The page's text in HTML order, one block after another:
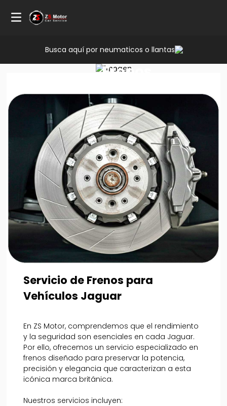
Busca aquí por neumaticos o llantas
Servicio
Frenos
Servicio de Frenos para
Vehículos Jaguar
En ZS Motor, comprendemos que el rendimiento
y la seguridad son esenciales en cada Jaguar.
Por ello, ofrecemos un servicio especializado en
frenos diseñado para preservar la potencia,
precisión y elegancia que caracterizan a esta
icónica marca británica.
Nuestros servicios incluyen: